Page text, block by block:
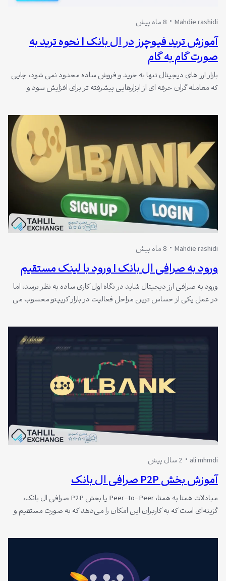
Mahdie rashidi 8 ماه پیش
آموزش ترید فیوچرز در ال بانک | نحوه ترید به
صورت گام به گام
بازار ارز های دیجیتال تنها به خرید و فروش ساده محدود نمی شود، جایی
که معامله گران حرفه ای از ابزارهایی پیشرفته تر برای افزایش سود و
فیوچرز است. صرافی ال بانک به عنوان یکی از پلتفرم های معتبر بین
Mahdie rashidi 8 ماه پیش
ورود به صرافی ال بانک | ورود با لینک مستقیم
ورود به صرافی ارز دیجیتال شاید در نگاه اول کاری ساده به نظر برسد، اما
در عمل یکی از حساس ترین مراحل فعالیت در بازار کریپتو محسوب می
شوید (از مسدود شدن حساب گرفته تا از دست رفتن سرمایه)، دقیقا از
ali mhmdi 2 سال پیش
آموزش بخش P2P صرافی ال بانک
مبادلات همتا به همتا، Peer-to-Peer یا بخش P2P صرافی ال بانک،
گزینه‌ای است که به کاربران این امکان را می‌دهد که به صورت مستقیم و
ال بانک، سبب می‌شود که معامله‌گران به طور مستقل و با انتخاب خود، با